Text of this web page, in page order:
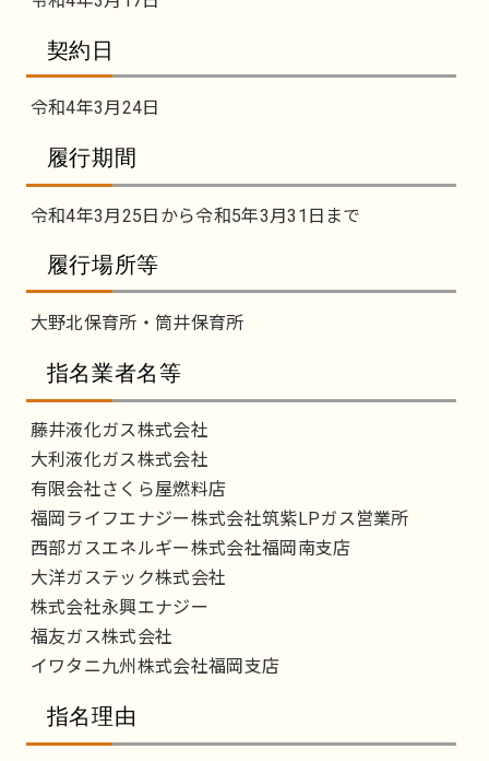
契約日
令和4年3月24日
履行期間
令和4年3月25日から令和5年3月31日まで
履行場所等
大野北保育所・筒井保育所
指名業者名等
藤井液化ガス株式会社
大利液化ガス株式会社
有限会社さくら屋燃料店
福岡ライフエナジー株式会社筑紫LPガス営業所
西部ガスエネルギー株式会社福岡南支店
大洋ガステック株式会社
株式会社永興エナジー
福友ガス株式会社
イワタニ九州株式会社福岡支店
指名理由